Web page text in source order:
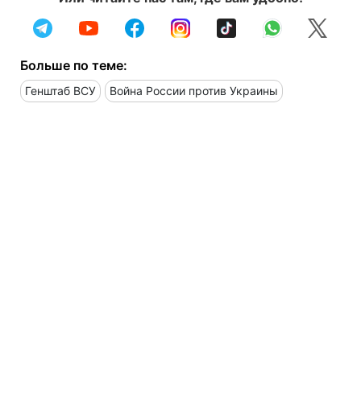
Больше по теме:
Генштаб ВСУ Война России против Украины